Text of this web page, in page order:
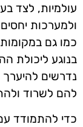
עולמיות, לצד
ולמערכות
כמו גם
בנוגע ליכולת
נדרשים
להם לשרוד
כדי להתמודד